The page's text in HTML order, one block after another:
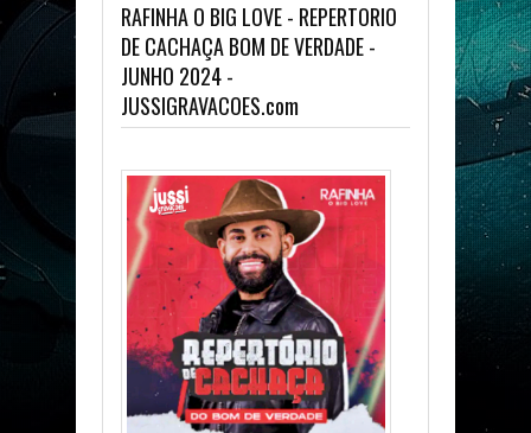
2024 - JUSSIGRAVACOES.COM
RAFINHA O BIG LOVE - REPERTORIO
DE CACHAÇA BOM DE VERDADE -
JUNHO 2024 -
JUSSIGRAVACOES.com